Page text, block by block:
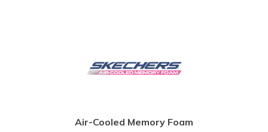
Air-Cooled Memory Foam